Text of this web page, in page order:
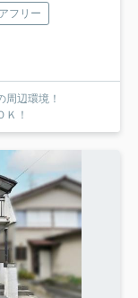
フリー
辺環境！
！